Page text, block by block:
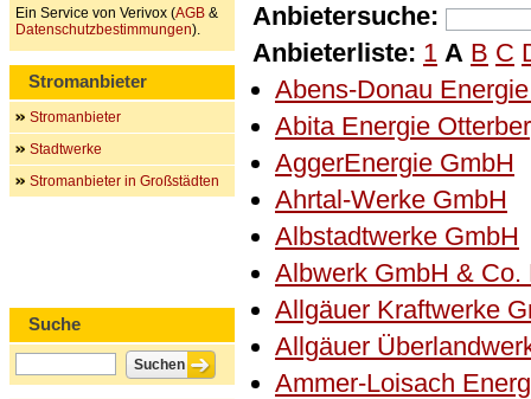
Anbietersuche:
Anbieterliste: 1 A B C
Abens-Donau
Abita Energie
AggerEnergie GmbH
Ahrtal-Werke GmbH
Albstadtwerke GmbH
Albwerk GmbH & Co.
Allgäuer Kraftwerke
Allgäuer
Ammer-Loisach
Ein Service von Verivox (AGB &
Datenschutzbestimmungen).
Stromanbieter
Stromanbieter
Stadtwerke
Stromanbieter in Großstädten
Suche